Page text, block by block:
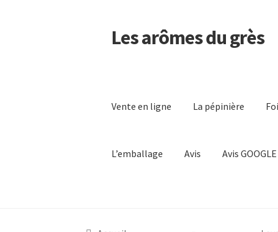
Aller
à
Aller
au
Les arômes du grès
Vente en ligne La pépinière
L’emballage Avis Avis GOOGLE